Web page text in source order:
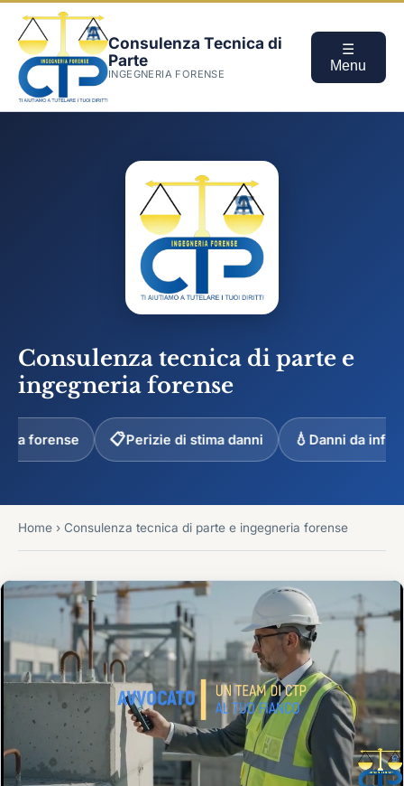
Consulenza Tecnica di
Parte
INGEGNERIA FORENSE
☰
Menu
Consulenza tecnica di parte e
ingegneria forense
📋Perizie di stima danni 💧Danni da infiltrazioni
Home › Consulenza tecnica di parte e ingegneria forense